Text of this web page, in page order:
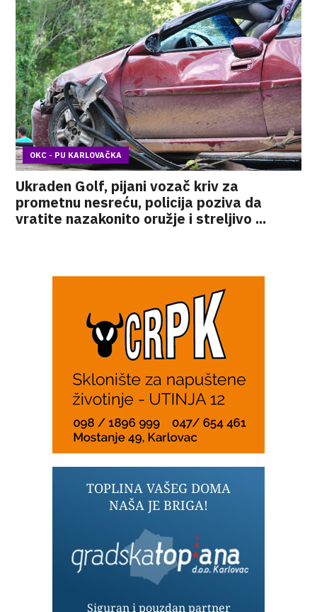
OKC - PU KARLOVAČKA
Ukraden Golf, pijani vozač kriv za
prometnu nesreću, policija poziva da
vratite nazakonito oružje i streljivo ...